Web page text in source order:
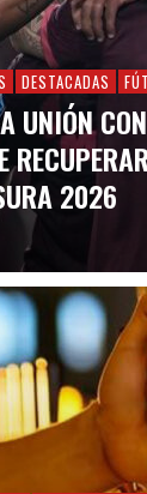
DESTACADAS
UNIÓN
2026